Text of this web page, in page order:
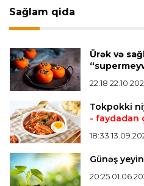
Verstappen öz
iştirak etməyəcəyini
Bütün xəbərlər >>>
Sağlam qida
Ürək və
22:18
Tokpokki
- faydadan
18:33
Günəş yeyin
20:25